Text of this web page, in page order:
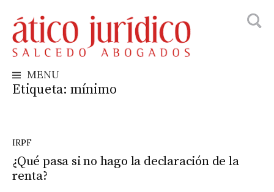
to
content
MENU
Etiqueta: mínimo
IRPF
¿Qué pasa si no hago la declaración de la
renta?